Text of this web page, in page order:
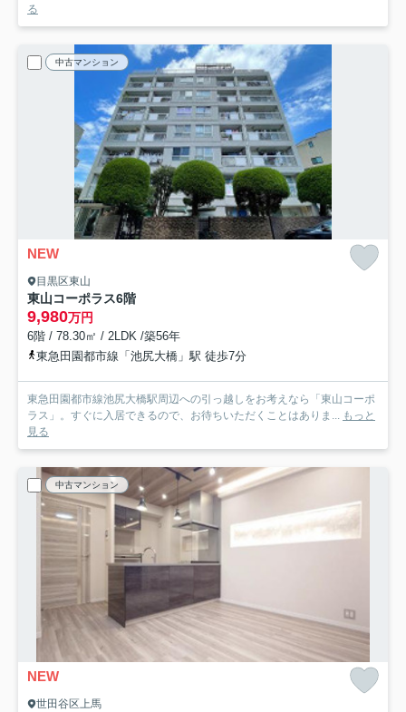
る
中古マンション
NEW
目黒区東山
東山コーポラス6階
9,980万円
6階 / 78.30㎡ / 2LDK /築56年
東急田園都市線「池尻大橋」駅 徒歩7分
東急田園都市線池尻大橋駅周辺への引っ越しをお考えなら「東山コーポ
ラス」。すぐに入居できるので、お待ちいただくことはありま...
もっと
見る
中古マンション
NEW
世田谷区上馬